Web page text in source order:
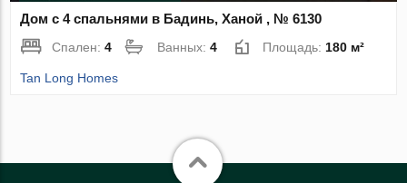
Дом с 4 спальнями в Бадинь, Ханой , № 6130
Спален:4 Ванных:4 Площадь: 180 м²
Tan Long Homes